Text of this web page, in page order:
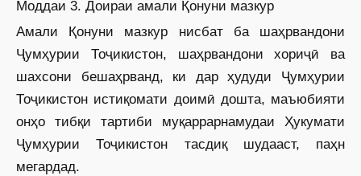
Моддаи 3. Доираи амали Қонуни мазкур
Амали Қонуни мазкур нисбат ба шаҳрвандони
Ҷумҳурии Тоҷикистон, шаҳрвандони хориҷӣ ва
шахсони бешаҳрванд, ки дар ҳудуди Ҷумҳурии
Тоҷикистон истиқомати доимӣ дошта, маъюбияти
онҳо тибқи тартиби муқаррарнамудаи Ҳукумати
Ҷумҳурии Тоҷикистон тасдиқ шудааст, паҳн
мегардад.